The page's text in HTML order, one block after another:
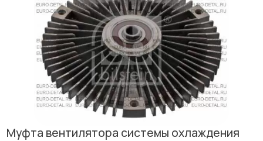
Муфта вентилятора системы охлаждения